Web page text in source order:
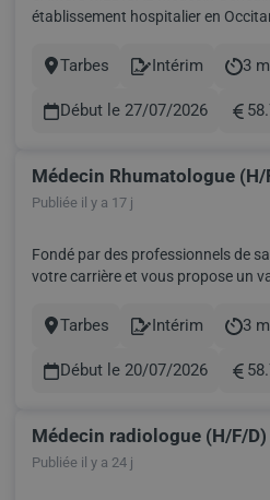
établissement hospitalier en Occitanie. Service : SMR
consulter Prise en charges des
quot...
Ville
Tarbes
Contract
Intérim
Durée
3
Début le 27/07/2026
Médecin Rhumatologue (H/
Publiée il y a 17 j
Fondé par des professionnels de
votre carrière et vous propose un
challenge professionnel selon vos
Ville
Tarbes
Contract
Intérim
Durée
3
Début le 20/07/2026
Médecin radiologue (H/F/D)
Publiée il y a 24 j